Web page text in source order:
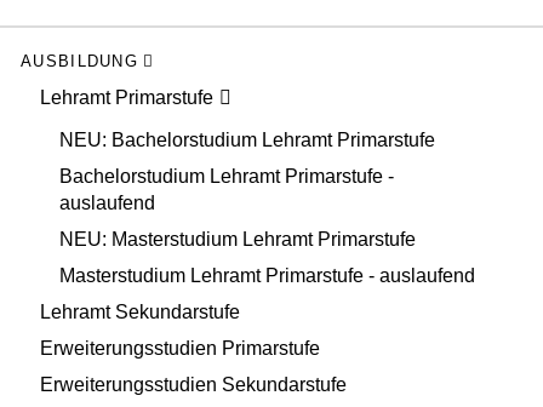
AUSBILDUNG
Lehramt Primarstufe
NEU: Bachelorstudium Lehramt Primarstufe
Bachelorstudium Lehramt Primarstufe -
auslaufend
NEU: Masterstudium Lehramt Primarstufe
Masterstudium Lehramt Primarstufe - auslaufend
Lehramt Sekundarstufe
Erweiterungsstudien Primarstufe
Erweiterungsstudien Sekundarstufe